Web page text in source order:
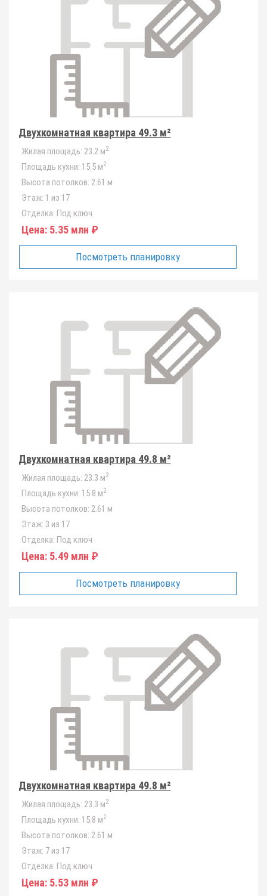
Двухкомнатная квартира 49.3 м²
Жилая площадь: 23.2 м2
Площадь кухни: 15.5 м2
Высота потолков: 2.61 м
Этаж: 1 из 17
Отделка: Под ключ
Цена: 5.35 млн ₽
Посмотреть планировку
Двухкомнатная квартира 49.8 м²
Жилая площадь: 23.3 м2
Площадь кухни: 15.8 м2
Высота потолков: 2.61 м
Этаж: 3 из 17
Отделка: Под ключ
Цена: 5.49 млн ₽
Посмотреть планировку
Двухкомнатная квартира 49.8 м²
Жилая площадь: 23.3 м2
Площадь кухни: 15.8 м2
Высота потолков: 2.61 м
Этаж: 7 из 17
Отделка: Под ключ
Цена: 5.53 млн ₽